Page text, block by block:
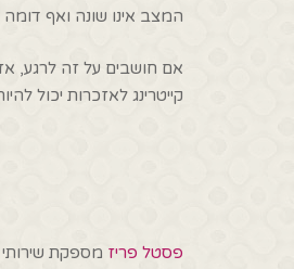
המצב אינו שונה ואף
אם חושבים על זה לרגע,
קייטרינג לאזכרות יכול
פסטל פריז מספקת